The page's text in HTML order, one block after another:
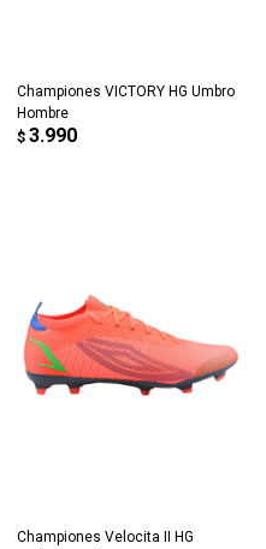
Championes VICTORY HG Umbro
Hombre
$ 3.990
Championes Velocita II HG